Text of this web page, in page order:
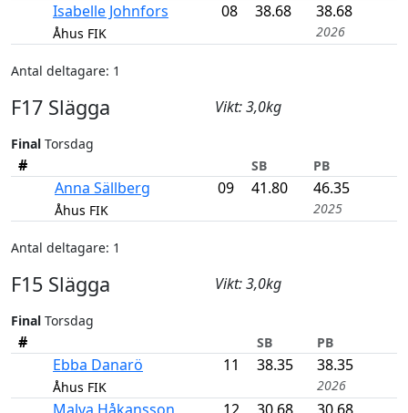
Isabelle Johnfors
Åhus FIK
08 38.68 38.68
2026
Antal deltagare: 1
F17 Slägga Vikt: 3,0kg
Final Torsdag
# SB PB
Anna Sällberg
Åhus FIK
09 41.80 46.35
2025
Antal deltagare: 1
F15 Slägga Vikt: 3,0kg
Final Torsdag
# SB PB
Ebba Danarö
Åhus FIK
11 38.35 38.35
2026